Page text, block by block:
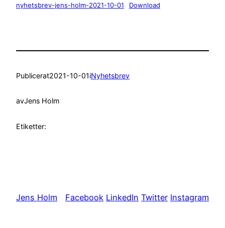
nyhetsbrev-jens-holm-2021-10-01 Download
Publicerat2021-10-01iNyhetsbrev
avJens Holm
Etiketter:
Jens Holm Facebook LinkedIn Twitter Instagram